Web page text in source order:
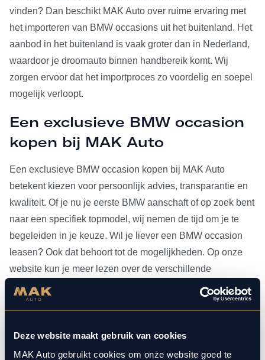
Deze website maakt gebruik van cookies
MAK Auto gebruikt cookies om onze website goed te
vinden? Dan beschikt MAK Auto over ruime ervaring met
het importeren van BMW occasions uit het buitenland. Het
aanbod in het buitenland is vaak groter dan in Nederland,
waardoor je droomauto binnen handbereik komt. Wij
zorgen ervoor dat het importproces zo voordelig en soepel
mogelijk verloopt.
Een exclusieve BMW occasion
kopen bij MAK Auto
Een exclusieve BMW occasion kopen bij MAK Auto
betekent kiezen voor persoonlijk advies, transparantie en
kwaliteit. Of je nu je eerste BMW aanschaft of op zoek bent
naar een specifiek topmodel, wij nemen de tijd om je te
begeleiden in je keuze. Wil je liever een BMW occasion
leasen? Ook dat behoort tot de mogelijkheden. Op onze
website kun je meer lezen over de verschillende
leasevormen.
Heb je je BMW occasion eenmaal gevonden, dan kun je